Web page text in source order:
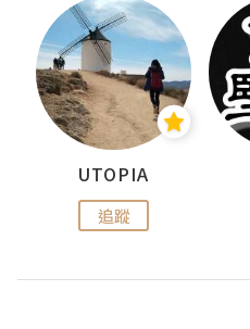
UTOPIA
追蹤